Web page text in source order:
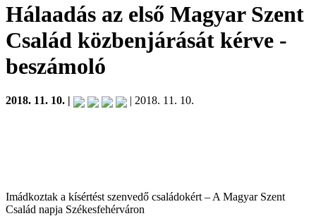
Hálaadás az első Magyar Szent
Család közbenjárását kérve -
beszámoló
2018. 11. 10. | | 2018. 11. 10.
Imádkoztak a kísértést szenvedő családokért – A Magyar Szent
Család napja Székesfehérváron